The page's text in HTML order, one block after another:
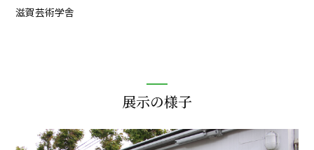
滋賀芸術学舎
展示の様子